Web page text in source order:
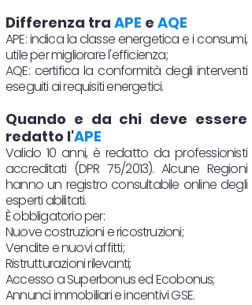
Differenza tra APE e AQE
APE: indica la classe energetica e i consumi,
utile per migliorare l'efficienza;
AQE: certifica la conformità degli interventi
eseguiti ai requisiti energetici.
Quando e da chi deve essere
redatto l'APE
Valido 10 anni, è redatto da professionisti
accreditati (DPR 75/2013). Alcune Regioni
hanno un registro consultabile online degli
esperti abilitati.
È obbligatorio per:
Nuove costruzioni e ricostruzioni;
Vendite e nuovi affitti;
Ristrutturazioni rilevanti;
Accesso a Superbonus ed Ecobonus;
Annunci immobiliari e incentivi GSE.